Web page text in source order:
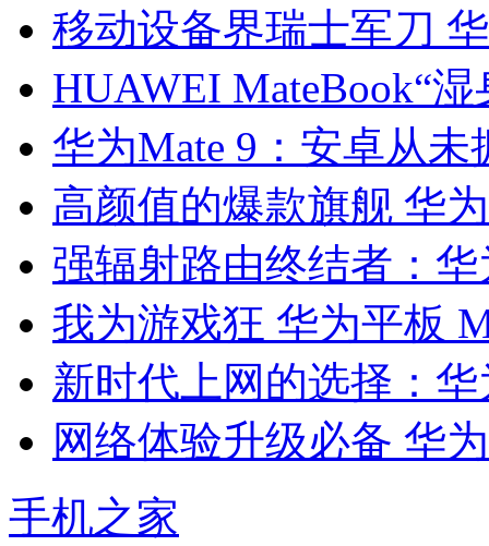
移动设备界瑞士军刀
HUAWEI MateBook“
华为Mate 9：安卓从
高颜值的爆款旗舰 华
强辐射路由终结者：
我为游戏狂 华为平板
新时代上网的选择：
网络体验升级必备 华
手机之家